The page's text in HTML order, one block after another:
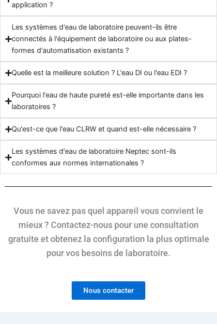
application ?
Les systèmes d'eau de laboratoire peuvent-ils être
connectés à l'équipement de laboratoire ou aux plates-
formes d'automatisation existants ?
Quelle est la meilleure solution ? L'eau DI ou l'eau EDI ?
Pourquoi l'eau de haute pureté est-elle importante dans les
laboratoires ?
Qu'est-ce que l'eau CLRW et quand est-elle nécessaire ?
Les systèmes d'eau de laboratoire Neptec sont-ils
conformes aux normes internationales ?
Vous ne savez pas quel appareil vous convient le
mieux ? Contactez-nous pour une consultation
gratuite et obtenez la configuration la plus optimale
pour vos besoins de laboratoire.
Nous contacter